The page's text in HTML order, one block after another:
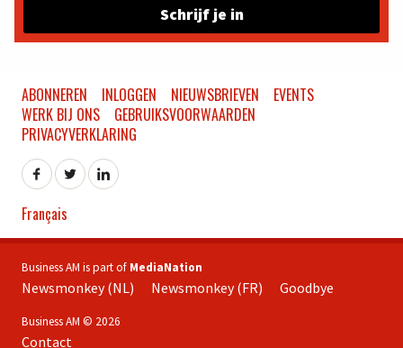
Schrijf je in
ABONNEREN INLOGGEN NIEUWSBRIEVEN
EVENTS
WERK BIJ ONS
GEBRUIKSVOORWAARDEN
PRIVACYVERKLARING
Français
Business AM is part of MediaNation
Newsmonkey (NL) Newsmonkey (FR) Goodbye
Business AM © 2026
Contact